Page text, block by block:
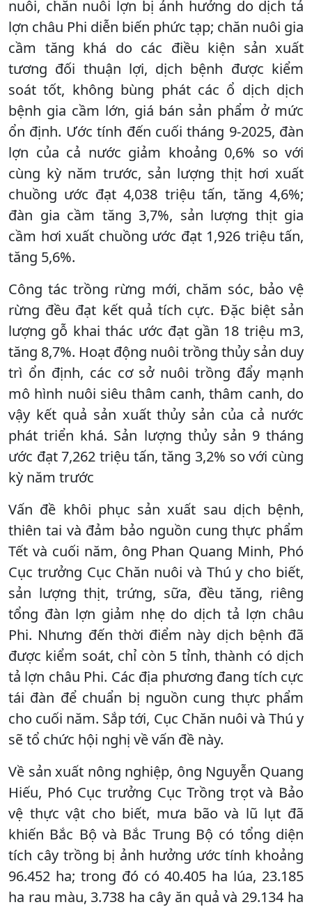
nuôi, chăn nuôi lợn bị ảnh hưởng do dịch tả
lợn châu Phi diễn biến phức tạp; chăn nuôi gia
cầm tăng khá do các điều kiện sản xuất
tương đối thuận lợi, dịch bệnh được kiểm
soát tốt, không bùng phát các ổ dịch dịch
bệnh gia cầm lớn, giá bán sản phẩm ở mức
ổn định. Ước tính đến cuối tháng 9-2025, đàn
lợn của cả nước giảm khoảng 0,6% so với
cùng kỳ năm trước, sản lượng thịt hơi xuất
chuồng ước đạt 4,038 triệu tấn, tăng 4,6%;
đàn gia cầm tăng 3,7%, sản lượng thịt gia
cầm hơi xuất chuồng ước đạt 1,926 triệu tấn,
tăng 5,6%.
Công tác trồng rừng mới, chăm sóc, bảo vệ
rừng đều đạt kết quả tích cực. Đặc biệt sản
lượng gỗ khai thác ước đạt gần 18 triệu m3,
tăng 8,7%. Hoạt động nuôi trồng thủy sản duy
trì ổn định, các cơ sở nuôi trồng đẩy mạnh
mô hình nuôi siêu thâm canh, thâm canh, do
vậy kết quả sản xuất thủy sản của cả nước
phát triển khá. Sản lượng thủy sản 9 tháng
ước đạt 7,262 triệu tấn, tăng 3,2% so với cùng
kỳ năm trước
Vấn đề khôi phục sản xuất sau dịch bệnh,
thiên tai và đảm bảo nguồn cung thực phẩm
Tết và cuối năm, ông Phan Quang Minh, Phó
Cục trưởng Cục Chăn nuôi và Thú y cho biết,
sản lượng thịt, trứng, sữa, đều tăng, riêng
tổng đàn lợn giảm nhẹ do dịch tả lợn châu
Phi. Nhưng đến thời điểm này dịch bệnh đã
được kiểm soát, chỉ còn 5 tỉnh, thành có dịch
tả lợn châu Phi. Các địa phương đang tích cực
tái đàn để chuẩn bị nguồn cung thực phẩm
cho cuối năm. Sắp tới, Cục Chăn nuôi và Thú y
sẽ tổ chức hội nghị về vấn đề này.
Về sản xuất nông nghiệp, ông Nguyễn Quang
Hiếu, Phó Cục trưởng Cục Trồng trọt và Bảo
vệ thực vật cho biết, mưa bão và lũ lụt đã
khiến Bắc Bộ và Bắc Trung Bộ có tổng diện
tích cây trồng bị ảnh hưởng ước tính khoảng
96.452 ha; trong đó có 40.405 ha lúa, 23.185
ha rau màu, 3.738 ha cây ăn quả và 29.134 ha